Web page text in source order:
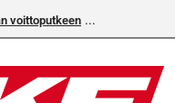
voittoputkeen